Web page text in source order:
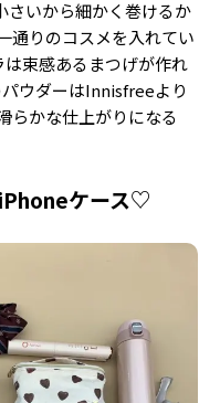
さいから細かく巻けるか
りのコスメを入れてい
束感あるまつげが作れ
ウダーはInnisfreeより
らかな仕上がりになる
ケース♡